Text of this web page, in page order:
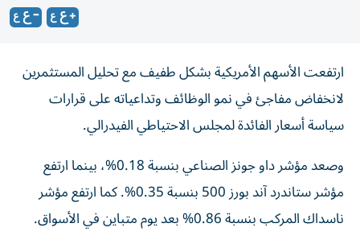
ارتفعت الأسهم الأمريكية بشكل طفيف مع تحليل المستثمرين
لانخفاض مفاجئ في نمو الوظائف وتداعياته على قرارات
سياسة أسعار الفائدة لمجلس الاحتياطي الفيدرالي.
وصعد مؤشر داو جونز الصناعي بنسبة 0.18%، بينما ارتفع
مؤشر ستاندرد آند بورز 500 بنسبة 0.35%. كما ارتفع مؤشر
ناسداك المركب بنسبة 0.86% بعد يوم متباين في الأسواق.